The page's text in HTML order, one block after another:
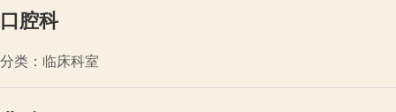
口腔科
分类：临床科室